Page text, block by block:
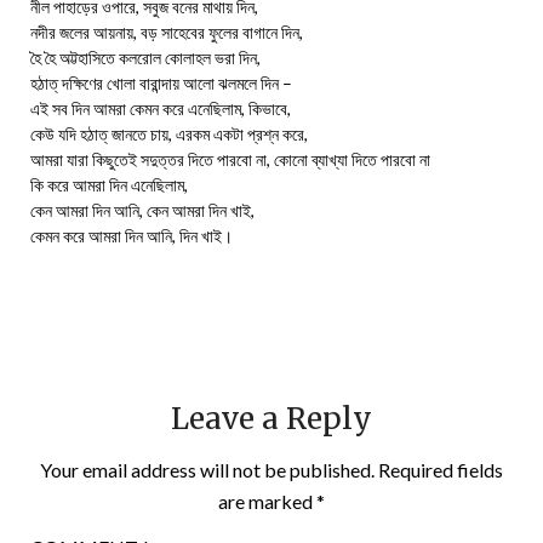
নীল পাহাড়ের ওপারে, সবুজ বনের মাথায় দিন,
নদীর জলের আয়নায়, বড় সাহেবের ফুলের বাগানে দিন,
হৈ হৈ অট্টহাসিতে কলরোল কোলাহল ভরা দিন,
হঠাত্ দক্ষিণের খোলা বারান্দায় আলো ঝলমলে দিন –
এই সব দিন আমরা কেমন করে এনেছিলাম, কিভাবে,
কেউ যদি হঠাত্ জানতে চায়, এরকম একটা প্রশ্ন করে,
আমরা যারা কিছুতেই সদুত্তর দিতে পারবো না, কোনো ব্যাখ্যা দিতে পারবো না
কি করে আমরা দিন এনেছিলাম,
কেন আমরা দিন আনি, কেন আমরা দিন খাই,
কেমন করে আমরা দিন আনি, দিন খাই।
Leave a Reply
Your email address will not be published. Required fields
are marked*